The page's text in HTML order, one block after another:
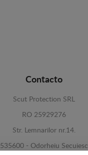
Contacto
Scut Protection SRL
RO 25929276
Str. Lemnarilor nr.14.
535600 - Odorheiu Secuiesc